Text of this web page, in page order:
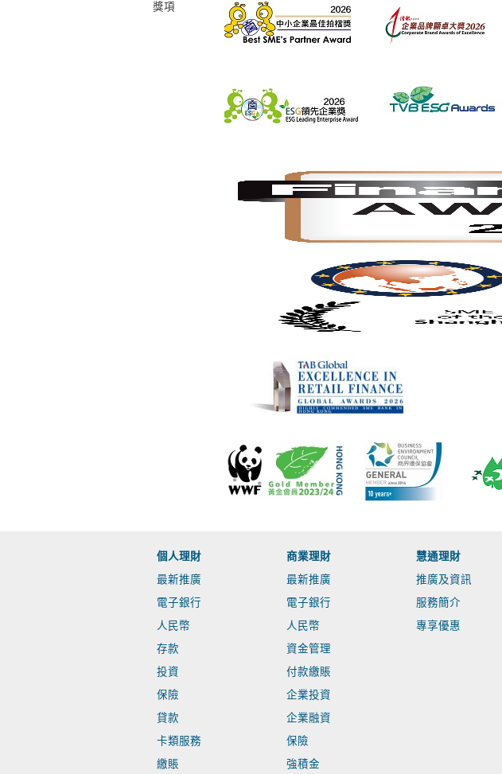
獎項
個人理財
最新推廣
電子銀行
人民幣
存款
投資
保險
貸款
卡類服務
繳賬
商業理財
最新推廣
電子銀行
人民幣
資金管理
付款繳賬
企業投資
企業融資
保險
強積金
慧通理財
推廣及資訊
服務簡介
專享優惠